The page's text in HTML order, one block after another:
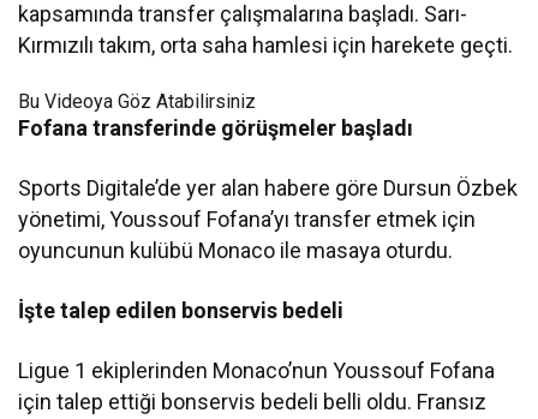
kapsamında transfer çalışmalarına başladı. Sarı-
Kırmızılı takım, orta saha hamlesi için harekete geçti.
Bu Videoya Göz Atabilirsiniz
Fofana transferinde görüşmeler başladı
Sports Digitale’de yer alan habere göre Dursun Özbek
yönetimi, Youssouf Fofana’yı transfer etmek için
oyuncunun kulübü Monaco ile masaya oturdu.
İşte talep edilen bonservis bedeli
Ligue 1 ekiplerinden Monaco’nun Youssouf Fofana
için talep ettiği bonservis bedeli belli oldu. Fransız